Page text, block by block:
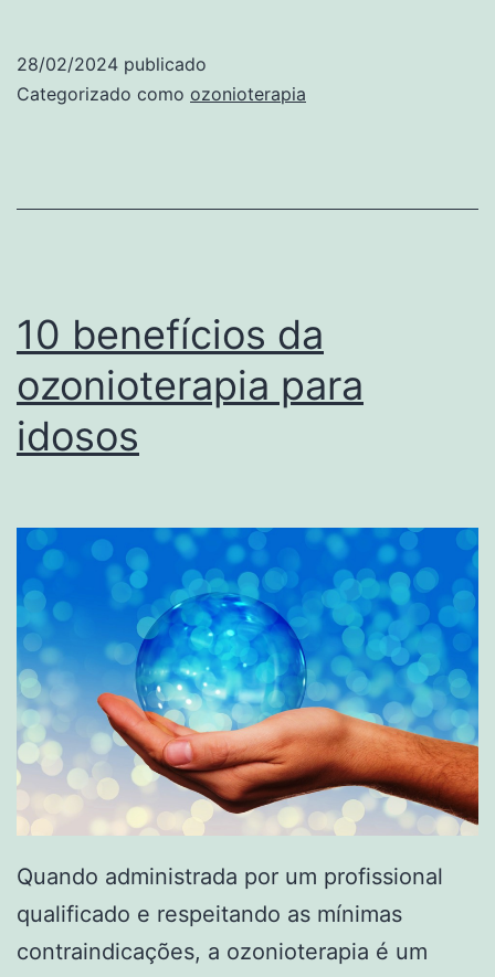
28/02/2024 publicado
Categorizado como ozonioterapia
10 benefícios da
ozonioterapia para
idosos
Quando administrada por um profissional
qualificado e respeitando as mínimas
contraindicações, a ozonioterapia é um